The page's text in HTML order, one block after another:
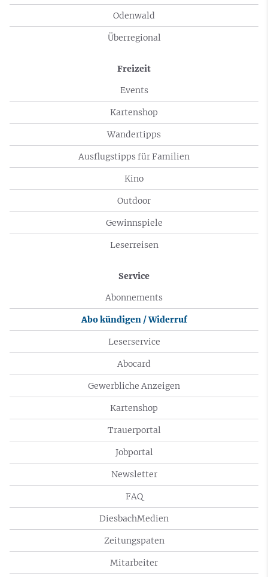
Odenwald
Überregional
Freizeit
Events
Kartenshop
Wandertipps
Ausflugstipps für Familien
Kino
Outdoor
Gewinnspiele
Leserreisen
Service
Abonnements
Abo kündigen / Widerruf
Leserservice
Abocard
Gewerbliche Anzeigen
Kartenshop
Trauerportal
Jobportal
Newsletter
FAQ
DiesbachMedien
Zeitungspaten
Mitarbeiter